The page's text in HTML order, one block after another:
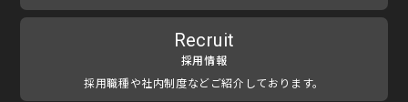
Recruit
採用情報
採用職種や社内制度などご紹介しております。